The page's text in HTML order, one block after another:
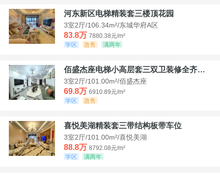
河东新区电梯精装套三楼顶花园
3室2厅/106.34m²/东城华府A区
83.8万 7880.38元/m²
学区
急售 满两年
佰盛杰座电梯小高层套三双卫装修全齐诚意出售
3室2厅/101.00m²/佰盛杰座
69.8万 6910.89元/m²
学区
急售
喜悦美湖精装套三带结构板带车位
3室2厅/101.00m²/喜悦美湖
88.8万 8792.08元/m²
学区
满两年